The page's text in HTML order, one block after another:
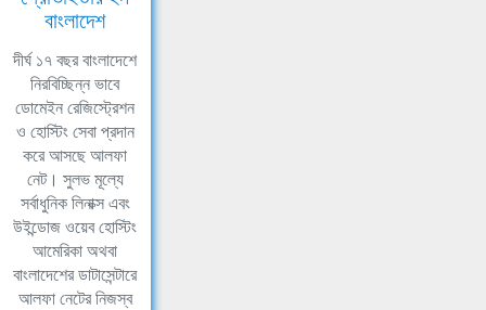
বাংলাদেশ
দীর্ঘ ১৭ বছর বাংলাদেশে
নিরবিচ্ছিন্ন ভাবে
ডোমেইন রেজিস্ট্রেশন
ও হোস্টিং সেবা প্রদান
করে আসছে আলফা
নেট। সুলভ মূল্যে
সর্বাধুনিক লিনাক্স এবং
উইন্ডোজ ওয়েব হোস্টিং
আমেরিকা অথবা
বাংলাদেশের ডাটাসেন্টারে
আলফা নেটের নিজস্ব